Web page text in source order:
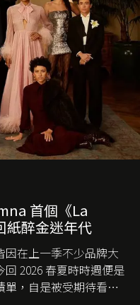
首個《La
紙醉金迷年代
因在上一季不少品牌大
2026 春夏時時週便是
，自是被受期待看他